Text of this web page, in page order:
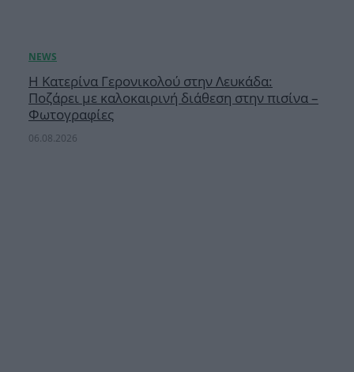
Η Κατερίνα Γερονικολού στην Λευκάδα:
Ποζάρει με καλοκαιρινή διάθεση στην πισίνα –
Φωτογραφίες
06.08.2026